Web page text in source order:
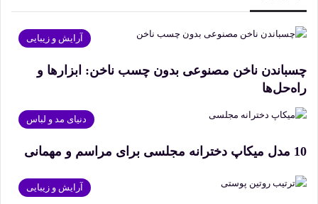
آرایش و زیبایی
چسباندن ناخن مصنوعی بدون چسب ناخن: ابزارها و
راه‌حل‌ها
دنیای مد و لباس
10 مدل میکاپ دخترانه مجلسی برای مراسم و مهمانی
آرایش و زیبایی